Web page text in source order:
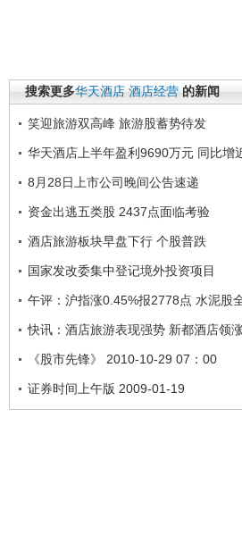
搜索更多华天酒店 酒店经营 的新闻
笑迎旅游双高峰 旅游股蓄势待发
华天酒店上半年盈利9690万元 同比增
8月28日上市公司晚间公告速递
资金出逃五类股 2437点面临考验
酒店旅游板块早盘下行 个股普跌
国家发改委集中登记境外投资项目
午评：沪指涨0.45%报2778点 水泥股
快讯：酒店旅游表现强势 新都酒店领
《股市先锋》 2010-10-29 07：00
证券时间上午版 2009-01-19